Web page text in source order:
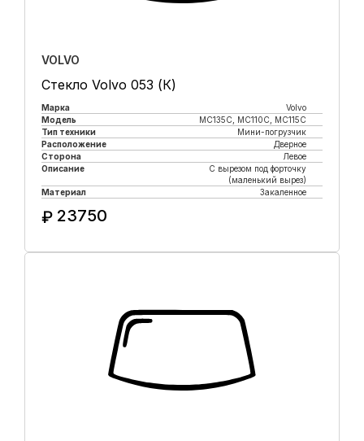
VOLVO
Стекло Volvo 053 (К)
Марка
Volvo
Модель
MC135C, MC110C, MC115C
Тип техники
Мини-погрузчик
Расположение
Дверное
Сторона
Левое
Описание
С вырезом под форточку
(маленький вырез)
Материал
Закаленное
₽ 23750